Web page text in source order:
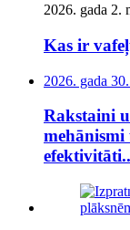
2026. gada 2.
Kas ir
2026. gada
Rakstaini
mehānismi